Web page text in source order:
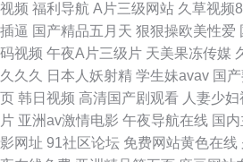
视频 久久草社区AV线 欧美伦15P 人人干人人
频下载黄 91超碰大香蕉在线 91se在线观看
人爽 91探花网址在线 91视屏免费看 97亚州
蕉国产 亚洲综合28p 成人AU网站在线观看 91
视频 福利导航 A片三级网站 久草视频8
插逼 国产精品五月天 狠狠操欧美性爱
码视频 午夜A片三级片 天美果冻传媒
久久久
日本人妖射精 学生妹avav 国
页 韩日视频 高清国产剧观看 人妻少
片 亚洲av激情电影 午夜导航在线 国
影网址 91社区论坛 免费网站黄色在线